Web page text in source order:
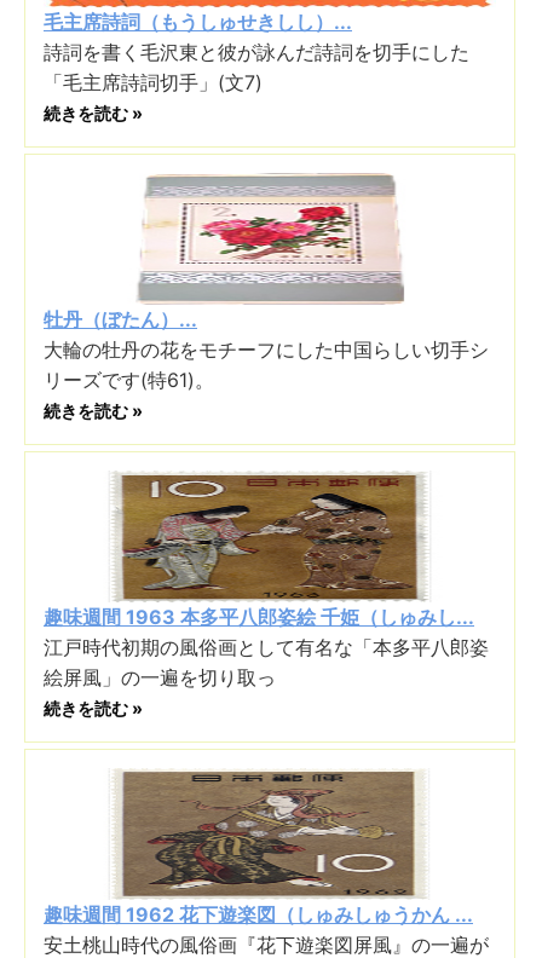
毛主席詩詞（もうしゅせきしし）...
詩詞を書く毛沢東と彼が詠んだ詩詞を切手にした
「毛主席詩詞切手」(文7)
続きを読む »
牡丹（ぼたん）...
大輪の牡丹の花をモチーフにした中国らしい切手シ
リーズです(特61)。
続きを読む »
趣味週間 1963 本多平八郎姿絵 千姫（しゅみし...
江戸時代初期の風俗画として有名な「本多平八郎姿
絵屏風」の一遍を切り取っ
続きを読む »
趣味週間 1962 花下遊楽図（しゅみしゅうかん ...
安土桃山時代の風俗画『花下遊楽図屏風』の一遍が